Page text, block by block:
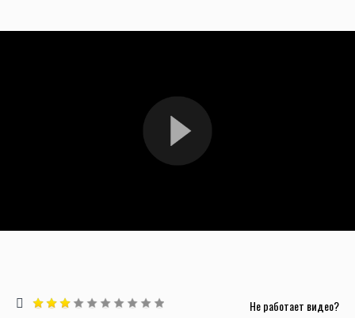
Не работает видео?